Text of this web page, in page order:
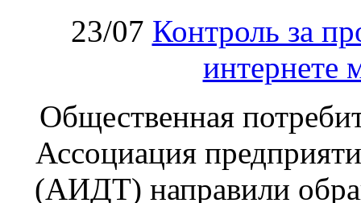
23/07 Контроль за
интернете
Общественная
Ассоциация
(АИДТ) направили